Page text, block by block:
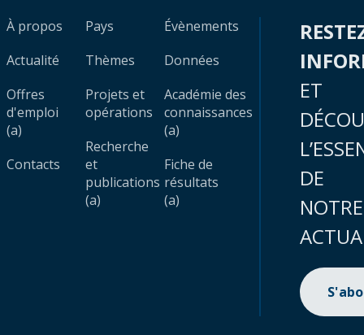
À propos
Actualité
Offres
d'emploi
(a)
Contacts
Pays
Thèmes
Projets et
opérations
Recherche
et
publications
(a)
Évènements
Données
Académie des
connaissances
(a)
Fiche de
résultats
(a)
ET
DE
NOTRE